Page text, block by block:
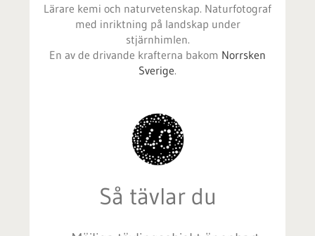
Lärare kemi och naturvetenskap. Naturfotograf
med inriktning på landskap under
stjärnhimlen.
En av de drivande krafterna bakom Norrsken
Sverige.
Så tävlar du